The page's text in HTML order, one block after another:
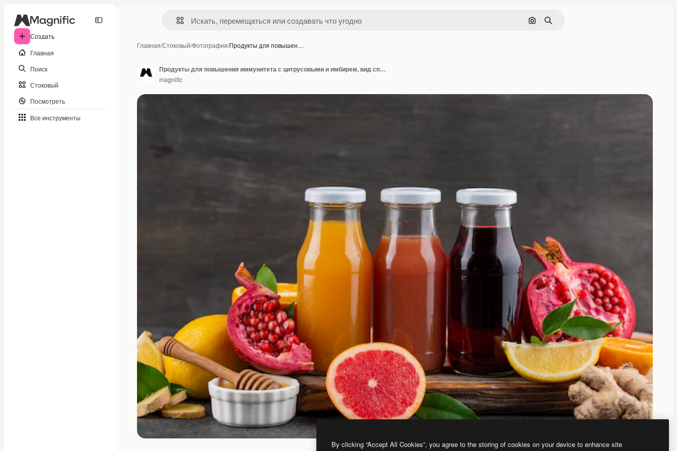
Создать
Главная
Поиск
Стоковый
Посмотреть
Все инструменты
Поиск по изображению
Поиск
Главная/Стоковый/Фотографии/Продукты для повышен…
Продукты для повышения иммунитета с цитрусовыми и имбирем, вид спереди
magnific
By clicking “Accept All Cookies”, you agree to the storing of cookies on your device to enhance site